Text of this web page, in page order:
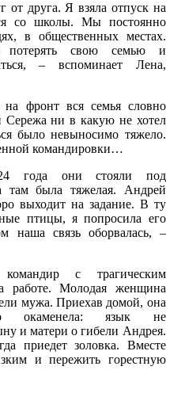
друга. Я взяла отпуск на
со школы. Мы постоянно
в общественных местах.
потерять свою семью и
– вспоминает Лена,
фронт вся семья словно
Сережа ни в какую не хотел
было невыносимо тяжело.
командировки…
года они стояли под
там была тяжелая. Андрей
выходит на задание. В ту
птицы, я попросила его
наша связь оборвалась, –
с трагическим
работе. Молодая женщина
мужа. Приехав домой, она
окаменела: язык не
и матери о гибели Андрея.
приедет золовка. Вместе
и пережить горестную